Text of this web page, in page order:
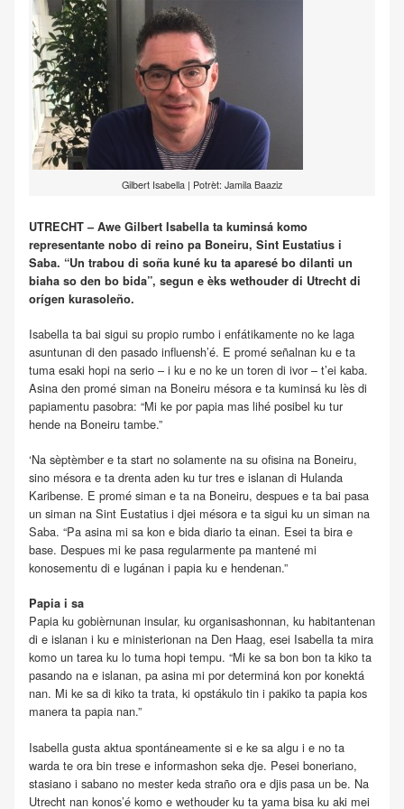
Gilbert Isabella | Potrèt: Jamila Baaziz
UTRECHT – Awe Gilbert Isabella ta kuminsá komo
representante nobo di reino pa Boneiru, Sint Eustatius i
Saba. “Un trabou di soña kuné ku ta aparesé bo dilanti un
biaha so den bo bida”, segun e èks wethouder di Utrecht di
orígen kurasoleño.
Isabella ta bai sigui su propio rumbo i enfátikamente no ke laga
asuntunan di den pasado influensh’é. E promé señalnan ku e ta
tuma esaki hopi na serio – i ku e no ke un toren di ivor – t’ei kaba.
Asina den promé siman na Boneiru mésora e ta kuminsá ku lès di
papiamentu pasobra: “Mi ke por papia mas lihé posibel ku tur
hende na Boneiru tambe.”
‘Na sèptèmber e ta start no solamente na su ofisina na Boneiru,
sino mésora e ta drenta aden ku tur tres e islanan di Hulanda
Karibense. E promé siman e ta na Boneiru, despues e ta bai pasa
un siman na Sint Eustatius i djei mésora e ta sigui ku un siman na
Saba. “Pa asina mi sa kon e bida diario ta einan. Esei ta bira e
base. Despues mi ke pasa regularmente pa mantené mi
konosementu di e lugánan i papia ku e hendenan.”
Papia i sa
Papia ku gobièrnunan insular, ku organisashonnan, ku habitantenan
di e islanan i ku e ministerionan na Den Haag, esei Isabella ta mira
komo un tarea ku lo tuma hopi tempu. “Mi ke sa bon bon ta kiko ta
pasando na e islanan, pa asina mi por determiná kon por konektá
nan. Mi ke sa di kiko ta trata, ki opstákulo tin i pakiko ta papia kos
manera ta papia nan.”
Isabella gusta aktua spontáneamente si e ke sa algu i e no ta
warda te ora bin trese e informashon seka dje. Pesei boneriano,
stasiano i sabano no mester keda straño ora e djis pasa un be. Na
Utrecht nan konos’é komo e wethouder ku ta yama bisa ku aki mei